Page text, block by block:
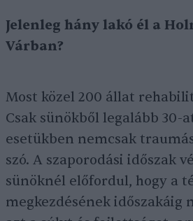
Jelenleg hány lakó él a
Várban?
Most közel 200 állat
Csak sünökből legalább 30-
esetükben nemcsak
szó. A szaporodási időszak
sünöknél előfordul, hogy a
megkezdésének időszakáig